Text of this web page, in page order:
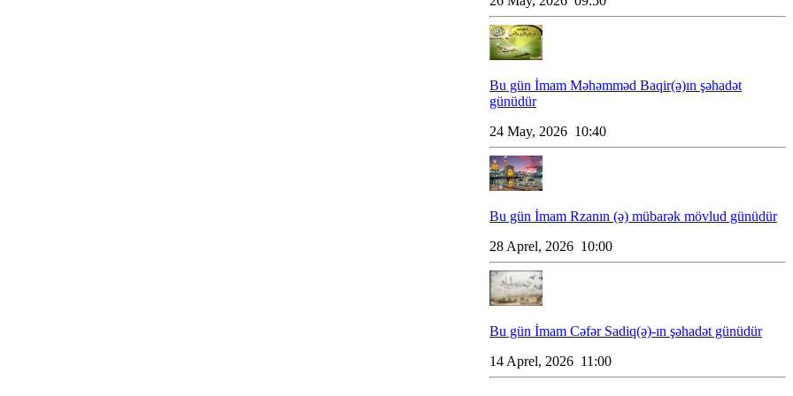
Bu gün İmam Məhəmməd Baqir(ə)ın şəhadət
günüdür
24 May, 2026 10:40
Bu gün İmam Rzanın (ə) mübarək mövlud günüdür
28 Aprel, 2026 10:00
Bu gün İmam Cəfər Sadiq(ə)-ın şəhadət günüdür
14 Aprel, 2026 11:00